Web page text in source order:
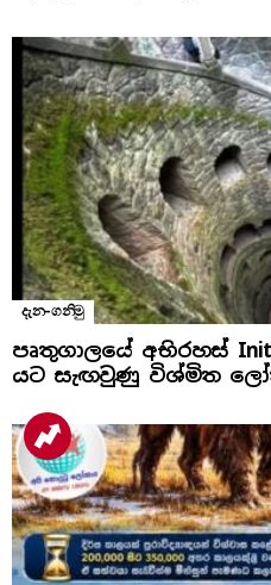
දැන-ගනිමු
පෘතුගාලයේ අභිරහස්
යට සැඟවුණු විශ්මිත